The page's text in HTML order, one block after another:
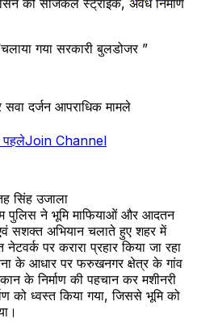
गया सरकारी बुलडोजर ”
दर्जन आपराधिक मामले
Join Channel
सिंह उजाला
पुलिस ने भूमि माफियाओं और आदतन
सशक्त अभियान चलाते हुए शहर में
पर करारा प्रहार किया जा रहा
के आधार पर फरुखनगर क्षेत्र के गांव
के निर्माण की पहचान कर मशीनरी
को ध्वस्त किया गया, जिससे भूमि को